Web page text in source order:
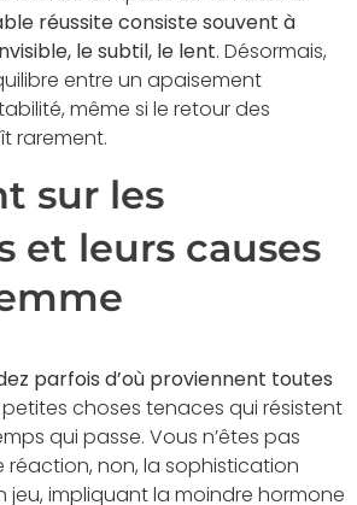
réussite consiste souvent à
le subtil, le lent. Désormais,
entre un apaisement
même si le retour des
rarement.
sur les
et leurs causes
parfois d’où proviennent toutes
petites choses tenaces qui résistent
qui passe. Vous n’êtes pas
non, la sophistication
jeu, impliquant la moindre hormone